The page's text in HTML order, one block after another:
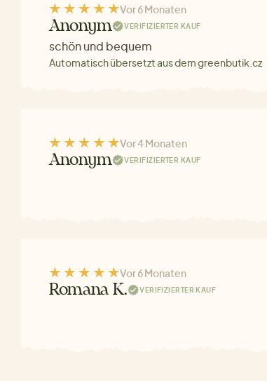
Vor 6 Monaten
Anonym VERIFIZIERTER KAUF
schön und bequem
Automatisch übersetzt aus dem greenbutik.cz
Vor 4 Monaten
Anonym VERIFIZIERTER KAUF
Vor 6 Monaten
Romana K. VERIFIZIERTER KAUF